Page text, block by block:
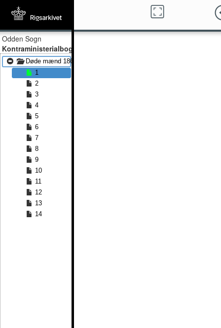
Odden Sogn
Kontraministerialbog
Døde mænd 1860 - Døde mænd 1891
1
2
3
4
5
6
7
8
9
10
11
12
13
14